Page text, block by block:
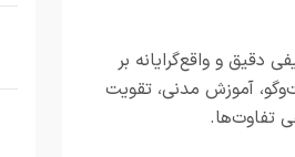
دقیق و واقع‌گرایانه بر
آموزش مدنی، تقویت
تفاوت‌ها.